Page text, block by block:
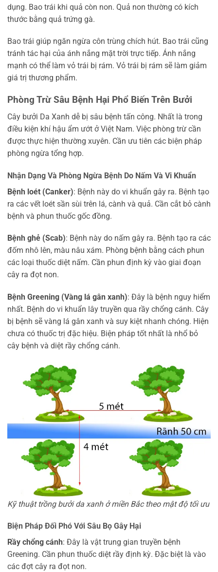
dụng. Bao trái khi quả còn non. Quả non thường có kích
thước bằng quả trứng gà.
Bao trái giúp ngăn ngừa côn trùng chích hút. Bao trái cũng
tránh tác hại của ánh nắng mặt trời trực tiếp. Ánh nắng
mạnh có thể làm vỏ trái bị rám. Vỏ trái bị rám sẽ làm giảm
giá trị thương phẩm.
Phòng Trừ Sâu Bệnh Hại Phổ Biến Trên Bưởi
Cây bưởi Da Xanh dễ bị sâu bệnh tấn công. Nhất là trong
điều kiện khí hậu ẩm ướt ở Việt Nam. Việc phòng trừ cần
được thực hiện thường xuyên. Cần ưu tiên các biện pháp
phòng ngừa tổng hợp.
Nhận Dạng Và Phòng Ngừa Bệnh Do Nấm Và Vi Khuẩn
Bệnh loét (Canker): Bệnh này do vi khuẩn gây ra. Bệnh tạo
ra các vết loét sần sùi trên lá, cành và quả. Cần cắt bỏ cành
bệnh và phun thuốc gốc đồng.
Bệnh ghẻ (Scab): Bệnh này do nấm gây ra. Bệnh tạo ra các
đốm nhô lên, màu nâu xám. Phòng bệnh bằng cách phun
các loại thuốc diệt nấm. Cần phun định kỳ vào giai đoạn
cây ra đọt non.
Bệnh Greening (Vàng lá gân xanh): Đây là bệnh nguy hiểm
nhất. Bệnh do vi khuẩn lây truyền qua rầy chổng cánh. Cây
bị bệnh sẽ vàng lá gân xanh và suy kiệt nhanh chóng. Hiện
chưa có thuốc trị đặc hiệu. Biện pháp tốt nhất là nhổ bỏ
cây bệnh và diệt rầy chổng cánh.
Kỹ thuật trồng bưởi da xanh ở miền Bắc theo mật độ tối ưu
Biện Pháp Đối Phó Với Sâu Bọ Gây Hại
Rầy chổng cánh: Đây là vật trung gian truyền bệnh
Greening. Cần phun thuốc diệt rầy định kỳ. Đặc biệt là vào
các đợt cây ra đọt non.